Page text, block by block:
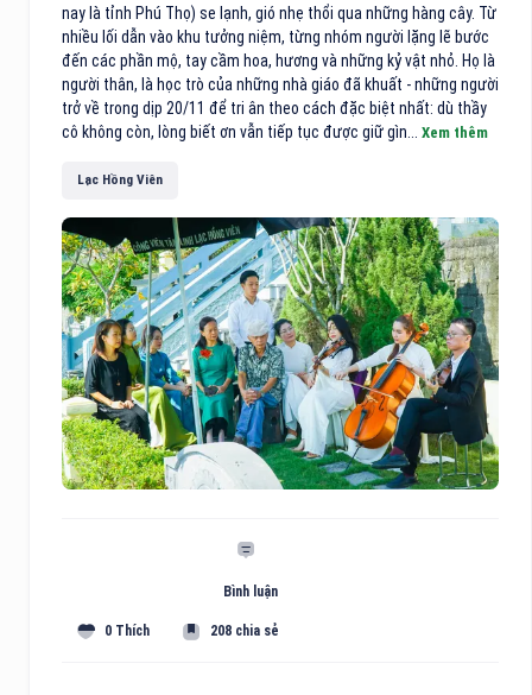
nay là tỉnh Phú Thọ) se lạnh, gió nhẹ thổi qua những hàng cây. Từ
nhiều lối dẫn vào khu tưởng niệm, từng nhóm người lặng lẽ bước
đến các phần mộ, tay cầm hoa, hương và những kỷ vật nhỏ. Họ là
người thân, là học trò của những nhà giáo đã khuất - những người
trở về trong dịp 20/11 để tri ân theo cách đặc biệt nhất: dù thầy
cô không còn, lòng biết ơn vẫn tiếp tục được giữ gìn... Xem thêm
Lạc Hồng Viên
Bình luận
0 Thích 208 chia sẻ